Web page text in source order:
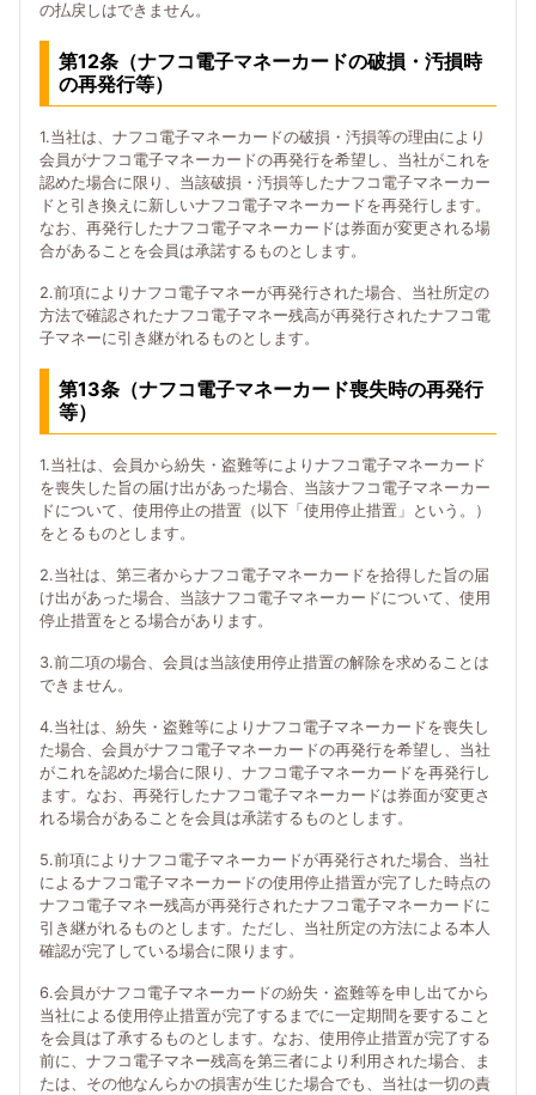
の払戻しはできません。
第12条（ナフコ電子マネーカードの破損・汚損時
の再発行等）
1.当社は、ナフコ電子マネーカードの破損・汚損等の理由により
会員がナフコ電子マネーカードの再発行を希望し、当社がこれを
認めた場合に限り、当該破損・汚損等したナフコ電子マネーカー
ドと引き換えに新しいナフコ電子マネーカードを再発行します。
なお、再発行したナフコ電子マネーカードは券面が変更される場
合があることを会員は承諾するものとします。
2.前項によりナフコ電子マネーが再発行された場合、当社所定の
方法で確認されたナフコ電子マネー残高が再発行されたナフコ電
子マネーに引き継がれるものとします。
第13条（ナフコ電子マネーカード喪失時の再発行
等）
1.当社は、会員から紛失・盗難等によりナフコ電子マネーカード
を喪失した旨の届け出があった場合、当該ナフコ電子マネーカー
ドについて、使用停止の措置（以下「使用停止措置」という。）
をとるものとします。
2.当社は、第三者からナフコ電子マネーカードを拾得した旨の届
け出があった場合、当該ナフコ電子マネーカードについて、使用
停止措置をとる場合があります。
3.前二項の場合、会員は当該使用停止措置の解除を求めることは
できません。
4.当社は、紛失・盗難等によりナフコ電子マネーカードを喪失し
た場合、会員がナフコ電子マネーカードの再発行を希望し、当社
がこれを認めた場合に限り、ナフコ電子マネーカードを再発行し
ます。なお、再発行したナフコ電子マネーカードは券面が変更さ
れる場合があることを会員は承諾するものとします。
5.前項によりナフコ電子マネーカードが再発行された場合、当社
によるナフコ電子マネーカードの使用停止措置が完了した時点の
ナフコ電子マネー残高が再発行されたナフコ電子マネーカードに
引き継がれるものとします。ただし、当社所定の方法による本人
確認が完了している場合に限ります。
6.会員がナフコ電子マネーカードの紛失・盗難等を申し出てから
当社による使用停止措置が完了するまでに一定期間を要すること
を会員は了承するものとします。なお、使用停止措置が完了する
前に、ナフコ電子マネー残高を第三者により利用された場合、ま
たは、その他なんらかの損害が生じた場合でも、当社は一切の責